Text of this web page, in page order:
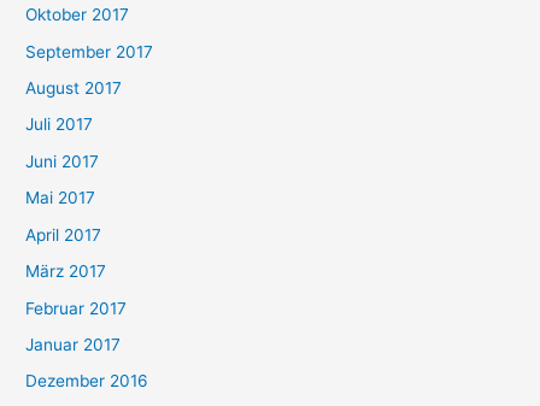
Oktober 2017
September 2017
August 2017
Juli 2017
Juni 2017
Mai 2017
April 2017
März 2017
Februar 2017
Januar 2017
Dezember 2016